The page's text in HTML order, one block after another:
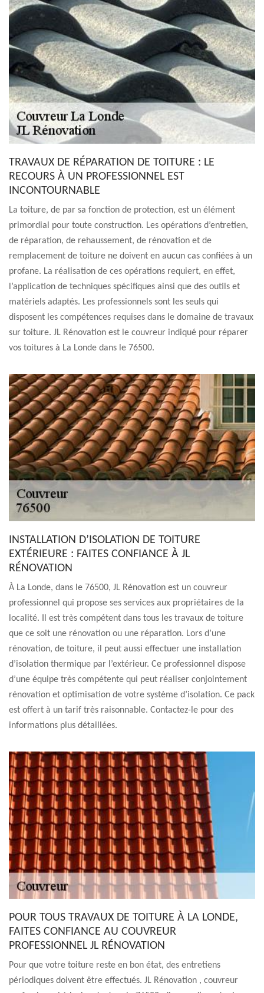
TRAVAUX DE RÉPARATION DE TOITURE : LE
RECOURS À UN PROFESSIONNEL EST
INCONTOURNABLE
La toiture, de par sa fonction de protection, est un élément
primordial pour toute construction. Les opérations d’entretien,
de réparation, de rehaussement, de rénovation et de
remplacement de toiture ne doivent en aucun cas confiées à un
profane. La réalisation de ces opérations requiert, en effet,
l’application de techniques spécifiques ainsi que des outils et
matériels adaptés. Les professionnels sont les seuls qui
disposent les compétences requises dans le domaine de travaux
sur toiture. JL Rénovation est le couvreur indiqué pour réparer
vos toitures à La Londe dans le 76500.
INSTALLATION D’ISOLATION DE TOITURE
EXTÉRIEURE : FAITES CONFIANCE À JL
RÉNOVATION
À La Londe, dans le 76500, JL Rénovation est un couvreur
professionnel qui propose ses services aux propriétaires de la
localité. Il est très compétent dans tous les travaux de toiture
que ce soit une rénovation ou une réparation. Lors d’une
rénovation, de toiture, il peut aussi effectuer une installation
d’isolation thermique par l’extérieur. Ce professionnel dispose
d’une équipe très compétente qui peut réaliser conjointement
rénovation et optimisation de votre système d’isolation. Ce pack
est offert à un tarif très raisonnable. Contactez-le pour des
informations plus détaillées.
POUR TOUS TRAVAUX DE TOITURE À LA LONDE,
FAITES CONFIANCE AU COUVREUR
PROFESSIONNEL JL RÉNOVATION
Pour que votre toiture reste en bon état, des entretiens
périodiques doivent être effectués. JL Rénovation , couvreur